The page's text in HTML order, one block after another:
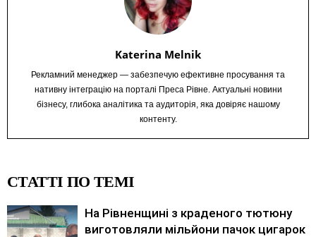
Katerina Melnik
Рекламний менеджер — забезпечую ефективне просування та
нативну інтеграцію на порталі Преса Рівне. Актуальні новини
бізнесу, глибока аналітика та аудиторія, яка довіряє нашому
контенту.
СТАТТІ ПО ТЕМІ
На Рівненщині з краденого тютюну
виготовляли мільйони пачок цигарок